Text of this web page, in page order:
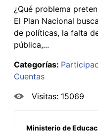
¿Qué problema
El Plan Nacional
de políticas, la falta
pública,...
Categorías:
Cuentas
Visitas: 15069
Ministerio de